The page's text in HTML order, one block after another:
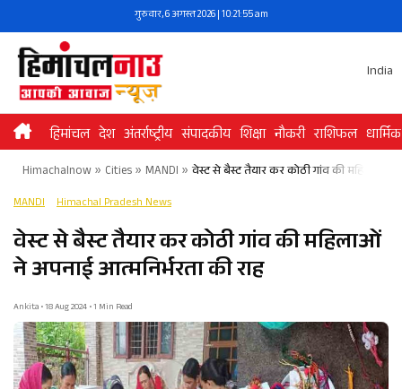
to
content
गुरुवार, 6 अगस्त 2026 | 10:21:55 am
India
हिमांचल देश अंतर्राष्ट्रीय संपादकीय शिक्षा नौकरी राशिफल धार्मिक
Himachalnow» Cities» MANDI » वेस्ट से बैस्ट तैयार कर कोठी गांव की महिलाओं ने
MANDI Himachal Pradesh News
वेस्ट से बैस्ट तैयार कर कोठी गांव की महिलाओं
ने अपनाई आत्मनिर्भरता की राह
Ankita • 18 Aug 2024 • 1 Min Read